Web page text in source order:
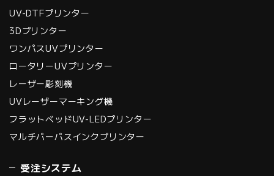
UV-DTFプリンター
3Dプリンター
ワンパスUVプリンター
ロータリーUVプリンター
レーザー彫刻機
UVレーザーマーキング機
フラットベッドUV-LEDプリンター
マルチパーパスインクプリンター
受注システム